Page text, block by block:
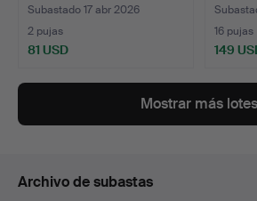
Subastado 17 abr 2026
2 pujas
81 USD
FLOT…
16 pujas
149
Mostrar más lotes
Archivo de subastas